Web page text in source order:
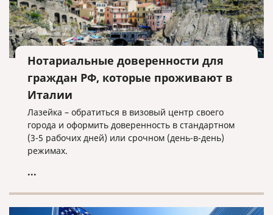
Нотариальные доверенности для
граждан РФ, которые проживают в
Италии
Лазейка – обратиться в визовый центр своего
города и оформить доверенность в стандартном
(3-5 рабочих дней) или срочном (день-в-день)
режимах.
...